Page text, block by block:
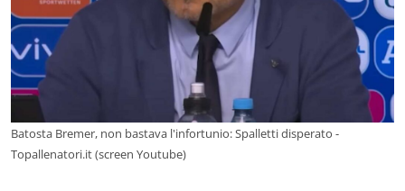
Batosta Bremer, non bastava l'infortunio: Spalletti disperato -
Topallenatori.it (screen Youtube)